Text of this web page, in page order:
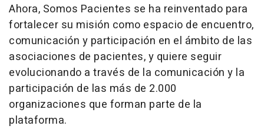
Ahora, Somos Pacientes se ha reinventado para
fortalecer su misión como espacio de encuentro,
comunicación y participación en el ámbito de las
asociaciones de pacientes, y quiere seguir
evolucionando a través de la comunicación y la
participación de las más de 2.000
organizaciones que forman parte de la
plataforma.